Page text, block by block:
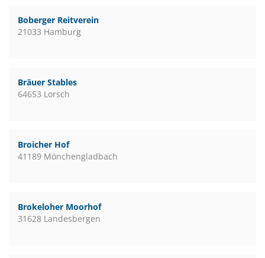
Boberger Reitverein
21033 Hamburg
Bräuer Stables
64653 Lorsch
Broicher Hof
41189 Mönchengladbach
Brokeloher Moorhof
31628 Landesbergen